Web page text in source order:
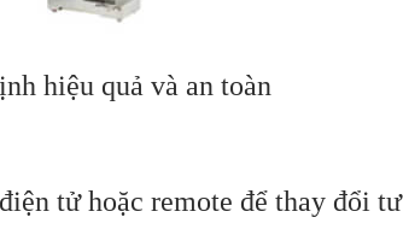
hiệu quả và an toàn
tử hoặc remote để thay đổi tư